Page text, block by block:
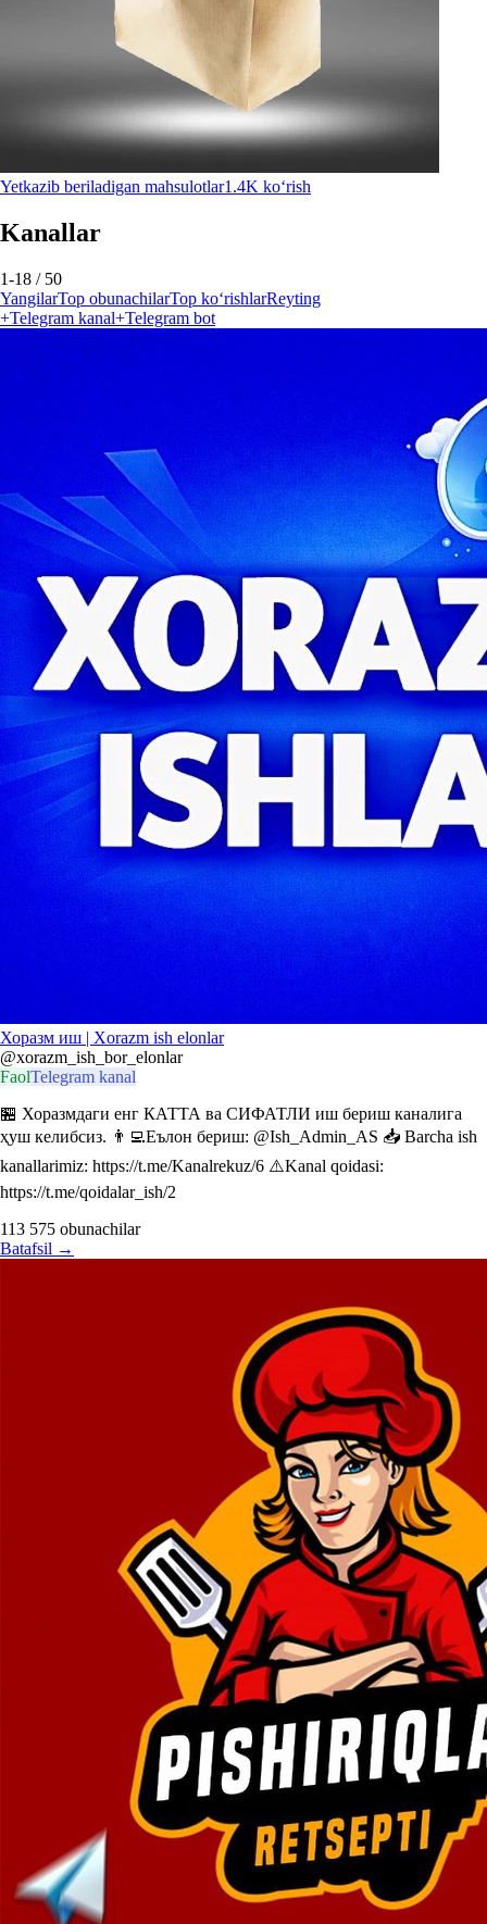
Yetkazib beriladigan mahsulotlar1.4K ko‘rish
Kanallar
1-18 / 50
YangilarTop obunachilarTop ko‘rishlarReyting
+Telegram kanal+Telegram bot
Хоразм иш | Xorazm ish elonlar
@xorazm_ish_bor_elonlar
FaolTelegram kanal
🏪 Хоразмдаги енг КАТТА ва СИФАТЛИ иш бериш каналига
ҳуш келибсиз. 👨‍💻Еълон бериш: @Ish_Admin_AS 📥 Barcha ish
kanallarimiz: https://t.me/Kanalrekuz/6 ⚠️Kanal qoidasi:
https://t.me/qoidalar_ish/2
113 575 obunachilar
Batafsil →